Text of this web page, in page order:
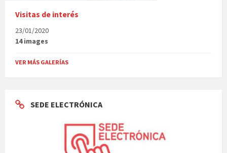
Visitas de interés
23/01/2020
14 images
VER MÁS GALERÍAS
SEDE ELECTRÓNICA